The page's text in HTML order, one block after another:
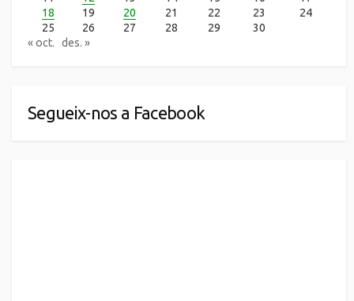
18
19 20 21 22 23
24
25
26 27 28 29
30
« oct.
des. »
Segueix-nos a Facebook